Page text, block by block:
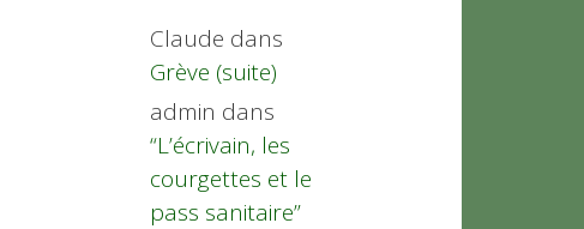
Claude dans
Grève (suite)
admin dans
“L’écrivain, les
courgettes et le
pass sanitaire”